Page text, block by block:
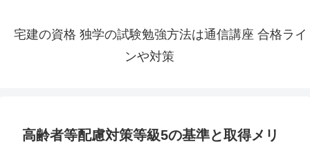
宅建の資格 独学の試験勉強方法は通信講座 合格ライ
ンや対策
高齢者等配慮対策等級5の基準と取得メリ